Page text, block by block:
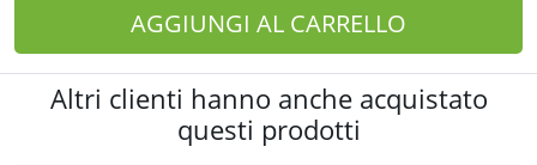
AGGIUNGI AL CARRELLO
Altri clienti hanno anche acquistato
questi prodotti